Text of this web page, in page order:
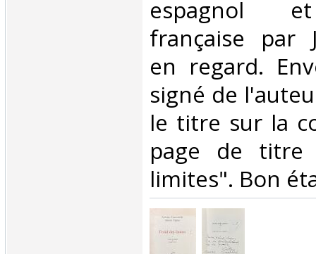
espagnol
française par
en regard.
signé de
le titre sur la
page de
limites". Bon